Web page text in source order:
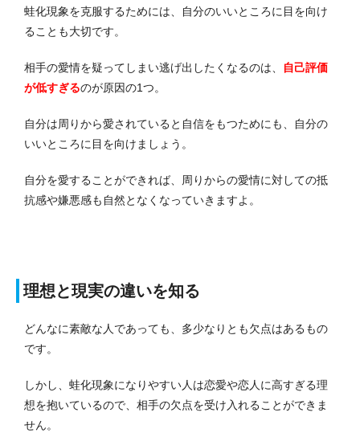
蛙化現象を克服するためには、自分のいいところに目を向け
ることも大切です。
相手の愛情を疑ってしまい逃げ出したくなるのは、
自己評価
が低すぎるのが原因の1つ。
自分は周りから愛されていると自信をもつためにも、自分の
いいところに目を向けましょう。
自分を愛することができれば、周りからの愛情に対しての抵
抗感や嫌悪感も自然となくなっていきますよ。
理想と現実の違いを知る
どんなに素敵な人であっても、多少なりとも欠点はあるもの
です。
しかし、蛙化現象になりやすい人は恋愛や恋人に高すぎる理
想を抱いているので、相手の欠点を受け入れることができま
せん。